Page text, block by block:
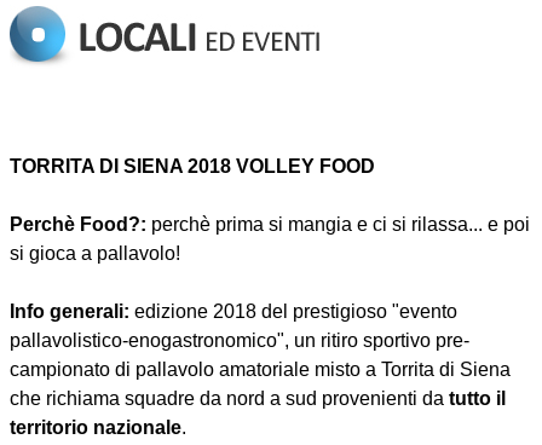
TORRITA DI SIENA 2018 VOLLEY FOOD
Perchè Food?: perchè prima si mangia e ci si rilassa... e poi
si gioca a pallavolo!
Info generali: edizione 2018 del prestigioso "evento
pallavolistico-enogastronomico", un ritiro sportivo pre-
campionato di pallavolo amatoriale misto a Torrita di Siena
che richiama squadre da nord a sud provenienti da tutto il
territorio nazionale.